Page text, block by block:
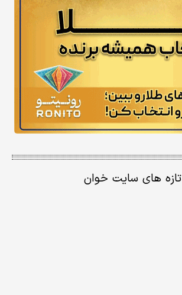
تازه های سایت خوان